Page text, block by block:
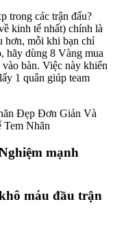
trong các trận đấu?
kinh tế nhất) chính là
hơn, mỗi khi bạn chỉ
hãy dùng 8 Vàng mua
bàn. Việc này khiến
1 quân giúp team
Đẹp Đơn Giản Và
Tem Nhãn
mạnh
máu đầu trận